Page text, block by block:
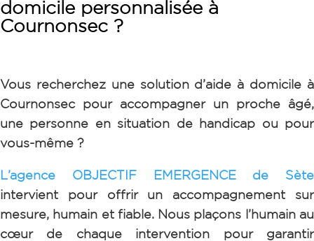
domicile personnalisée à
Cournonsec ?
Vous recherchez une solution d’aide à domicile à
Cournonsec pour accompagner un proche âgé,
une personne en situation de handicap ou pour
vous-même ?
L’agence OBJECTIF EMERGENCE de Sète
intervient pour offrir un accompagnement sur
mesure, humain et fiable. Nous plaçons l’humain au
cœur de chaque intervention pour garantir